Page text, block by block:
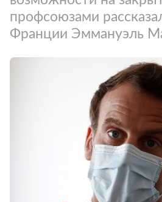
профсоюзами
Франции Эммануэль